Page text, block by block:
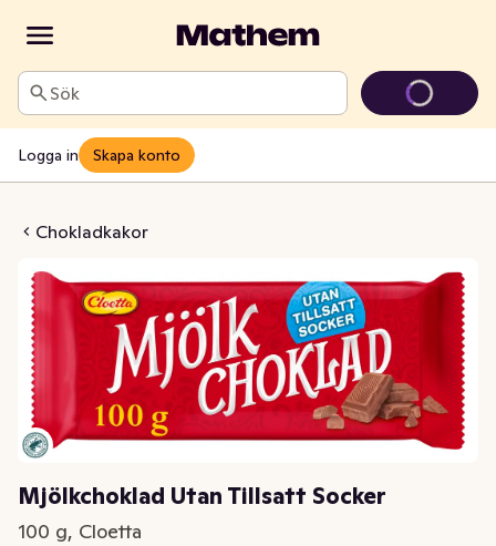
Sök
Logga in Skapa konto
Chokladkakor
Tillsatt Socker
Mjölkchoklad Utan Tillsatt Socker
100 g, Cloetta